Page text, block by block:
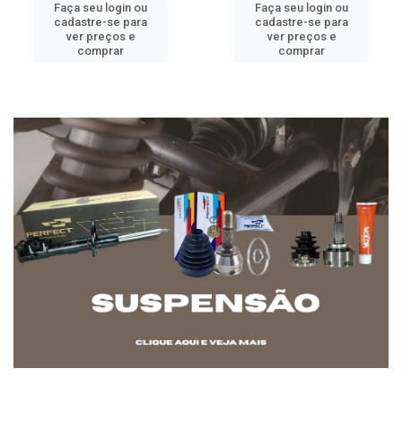
Faça seu login ou
cadastre-se para
ver preços e
comprar
Faça seu login ou
cadastre-se para
ver preços e
comprar